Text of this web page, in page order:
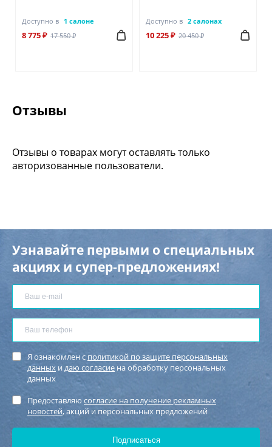
Доступно в 1 салоне
8 775 ₽ 17 550 ₽
Доступно в 2 салонах
10 225 ₽ 20 450 ₽
Отзывы
Отзывы о товарах могут оставлять только
авторизованные пользователи.
Узнавайте первыми о специальных
акциях и супер-предложениях!
Я ознакомлен с политикой по защите персональных
данных идаю согласие на обработку персональных
данных
Предоставляю согласие на получение рекламных
новостей, акций и персональных предложений